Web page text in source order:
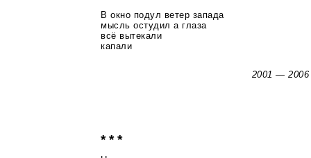
В окно подул ветер запада
мысль остудил а глаза
всё вытекали
капали
2001 — 2006
* * *